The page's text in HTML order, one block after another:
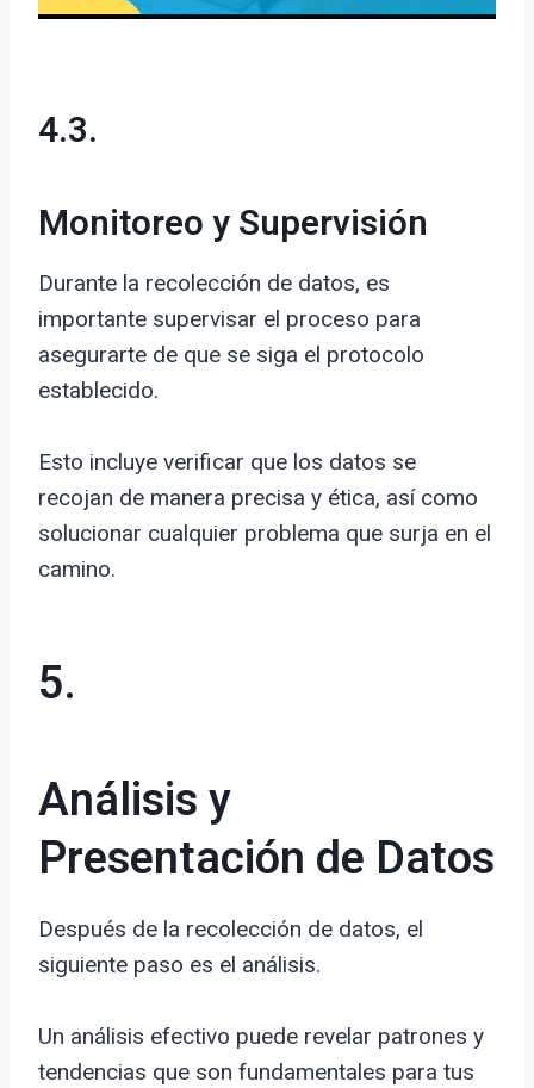
4.3.
Monitoreo y Supervisión
Durante la recolección de datos, es
importante supervisar el proceso para
asegurarte de que se siga el protocolo
establecido.
Esto incluye verificar que los datos se
recojan de manera precisa y ética, así como
solucionar cualquier problema que surja en el
camino.
5.
Análisis y
Presentación de Datos
Después de la recolección de datos, el
siguiente paso es el análisis.
Un análisis efectivo puede revelar patrones y
tendencias que son fundamentales para tus